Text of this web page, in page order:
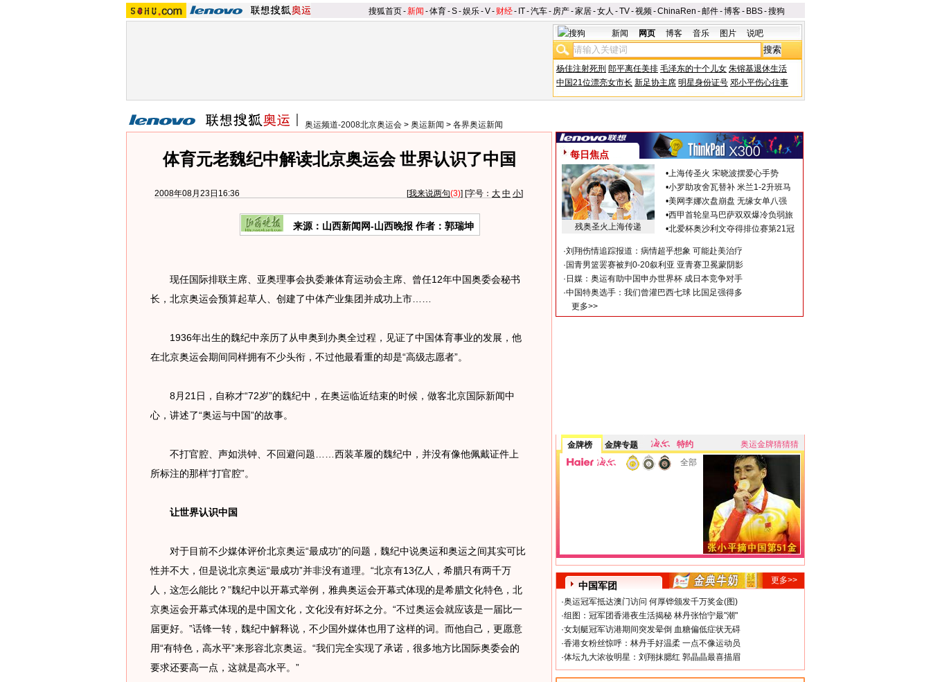
搜狐首页-新闻 -体育-S-娱乐-V- 财经- IT-汽车- 房产-家居-女人 -TV-视频-ChinaRen -邮件-博客- BBS-搜狗
新闻 网页 博客 音乐 图片 说吧
杨佳注射死刑 郎平离任美排 毛泽东的十个儿女 朱镕基退休生活
中国21位漂亮女市长 新足协主席 明星身份证号 邓小平伤心往事
奥运频道-2008北京奥运会 > 奥运新闻 > 各界奥运新闻
体育元老魏纪中解读北京奥运会 世界认识了中国
2008年08月23日16:36 [我来说两句(3)] [字号： 大 中 小]
来源：山西新闻网-山西晚报 作者：郭瑞坤
现任国际排联主席、亚奥理事会执委兼体育运动会主席、曾任12年中国奥委会秘书
长，北京奥运会预算起草人、创建了中体产业集团并成功上市……
1936年出生的魏纪中亲历了从申奥到办奥全过程，见证了中国体育事业的发展，他
在北京奥运会期间同样拥有不少头衔，不过他最看重的却是“高级志愿者”。
8月21日，自称才“72岁”的魏纪中，在奥运临近结束的时候，做客北京国际新闻中
心，讲述了“奥运与中国”的故事。
不打官腔、声如洪钟、不回避问题……西装革履的魏纪中，并没有像他佩戴证件上
所标注的那样“打官腔”。
让世界认识中国
对于目前不少媒体评价北京奥运“最成功”的问题，魏纪中说奥运和奥运之间其实可比
性并不大，但是说北京奥运“最成功”并非没有道理。“北京有13亿人，希腊只有两千万
人，这怎么能比？”魏纪中以开幕式举例，雅典奥运会开幕式体现的是希腊文化特色，北
京奥运会开幕式体现的是中国文化，文化没有好坏之分。“不过奥运会就应该是一届比一
届更好。”话锋一转，魏纪中解释说，不少国外媒体也用了这样的词。而他自己，更愿意
用“有特色，高水平”来形容北京奥运。“我们完全实现了承诺，很多地方比国际奥委会的
要求还要高一点，这就是高水平。”
每日焦点
残奥圣火上海传递
•上海传圣火 宋晓波摆爱心手势
•小罗助攻舍瓦替补 米兰1-2升班马
•美网李娜次盘崩盘 无缘女单八强
•西甲首轮皇马巴萨双双爆冷负弱旅
•北爱杯奥沙利文夺得排位赛第21冠
·刘翔伤情追踪报道：病情超乎想象 可能赴美治疗
· 国青男篮罢赛被判0-20叙利亚 亚青赛卫冕蒙阴影
· 日媒：奥运有助中国申办世界杯 成日本竞争对手
·中国特奥选手：我们曾灌巴西七球 比国足强得多
更多>>
金牌榜 金牌专题 特约
奥运金牌猜猜猜
全部
中国军团
更多>>
·奥运冠军抵达澳门访问 何厚铧颁发千万奖金(图)
·组图：冠军团香港夜生活揭秘 林丹张怡宁最"潮"
·女划艇冠军访港期间突发晕倒 血糖偏低症状无碍
·香港女粉丝惊呼：林丹手好温柔 一点不像运动员
·体坛九大浓妆明星：刘翔抹腮红 郭晶晶最喜描眉